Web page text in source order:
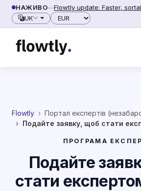
Перейти до вмісту
НАЖИВО—
UK
Валюта
Flowtly
Портал експертів
Подайте заявку, щоб стати
ПРОГРАМА
Подайте
стати